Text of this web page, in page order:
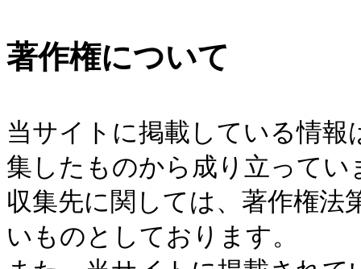
著作権について
当サイトに掲載している情
集したものから成り立ってい
収集先に関しては、著作権法
いものとしております。